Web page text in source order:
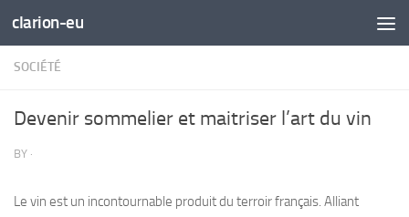
Skip to content
clarion-eu
SOCIÉTÉ
Devenir sommelier et maitriser l’art du vin
BY ·
Le vin est un incontournable produit du terroir français. Alliant